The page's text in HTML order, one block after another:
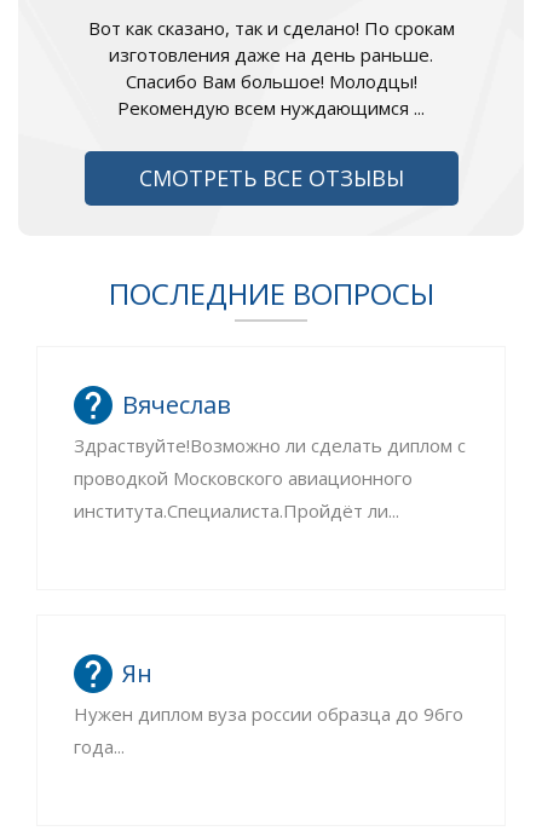
Вот как сказано, так и сделано! По срокам
изготовления даже на день раньше.
Спасибо Вам большое! Молодцы!
Рекомендую всем нуждающимся ...
СМОТРЕТЬ ВСЕ ОТЗЫВЫ
ПОСЛЕДНИЕ ВОПРОСЫ
Вячеслав
Здраствуйте!Возможно ли сделать диплом с
проводкой Московского авиационного
института.Специалиста.Пройдёт ли...
Ян
Нужен диплом вуза россии образца до 96го
года...